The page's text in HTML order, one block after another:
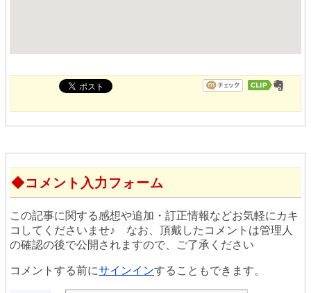
コメント入力フォーム
この記事に関する感想や追加・訂正情報などお気軽にカキ
コしてくださいませ♪ なお、頂戴したコメントは管理人
の確認の後で公開されますので、ご了承ください
コメントする前にサインインすることもできます。